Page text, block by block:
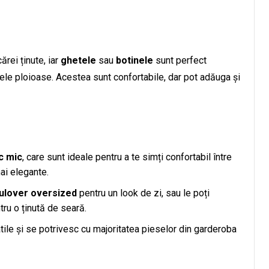
ținute, iar ghetele sau botinele sunt perfect
ploioase. Acestea sunt confortabile, dar pot adăuga și
mic, care sunt ideale pentru a te simți confortabil între
elegante.
oversized pentru un look de zi, sau le poți
o ținută de seară.
și se potrivesc cu majoritatea pieselor din garderoba